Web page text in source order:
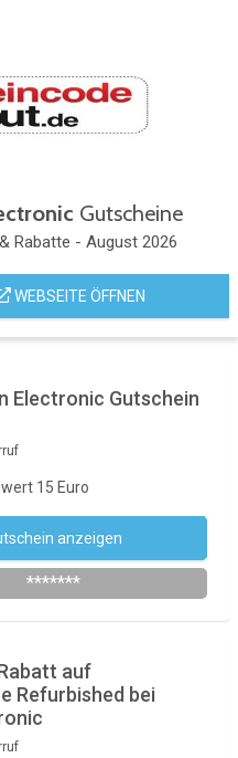
Gutscheine
Rabatte - August 2026
WEBSEITE ÖFFNEN
Electronic Gutschein
15 Euro
anzeigen
*******
auf
Refurbished bei